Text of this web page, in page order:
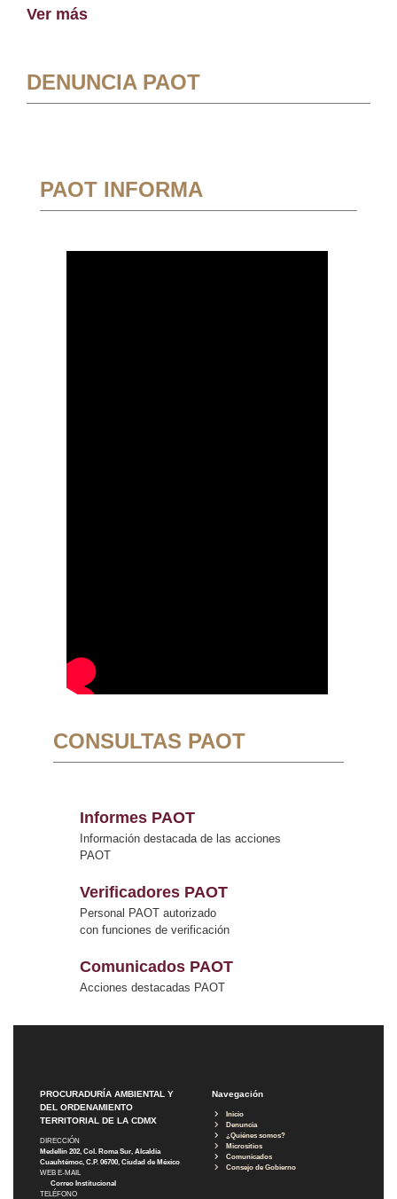
Ver más
DENUNCIA PAOT
PAOT INFORMA
CONSULTAS PAOT
Informes PAOT
Información destacada de las acciones
PAOT
Verificadores PAOT
Personal PAOT autorizado
con funciones de verificación
Comunicados PAOT
Acciones destacadas PAOT
PROCURADURÍA AMBIENTAL Y
DEL ORDENAMIENTO
TERRITORIAL DE LA CDMX
DIRECCIÓN
Medellín 202, Col. Roma Sur, Alcaldía
Cuauhtémoc, C.P. 06700, Ciudad de México
WEB E-MAIL
Correo Institucional
TELÉFONO
Navegación
Inicio
Denuncia
¿Quiénes somos?
Micrositios
Comunicados
Consejo de Gobierno